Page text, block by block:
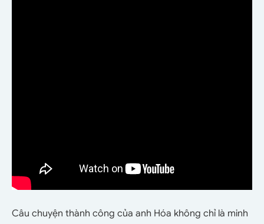
Câu chuyện thành công của anh Hóa không chỉ là minh